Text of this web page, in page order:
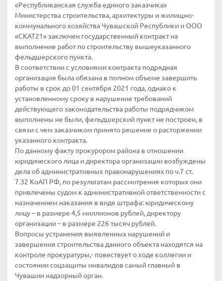
«Республиканская служба единого заказчика»
Министерства строительства, архитектуры и жилищно-
коммунального хозяйства Чувашской Республики и ООО
«СКАТ21» заключен государственный контракт на
выполнение работ по строительству вышеуказанного
фельдшерского пункта.
В соответствии с условиями контракта подрядная
организация была обязана в полном объеме завершить
работы в срок до 01 сентября 2021 года, однако к
установленному сроку в нарушение требований
действующего законодательства работы подрядчиком
выполнены не были, фельдшерский пункт не построен, в
связи с чем заказчиком принято решение о расторжении
указанного контракта.
По данному факту прокурором района в отношении
юридического лица и директора организации возбуждены
дела об административных правонарушениях по ч.7 ст.
7.32 КоАП РФ, по результатам рассмотрения которых они
привлечены судом к административной ответственности с
назначением наказания в виде штрафа: юридическому
лицу – в размере 4,5 миллионов рублей, директору
организации – в размере 226 тысяч рублей.
Вопросы устранения выявленных нарушений и
завершения строительства данного объекта находятся на
контроле прокуратуры,- повествует о ходе коллегии и
состоянии соцзащиты инвалидов самый главный в
Чувашии надзорный орган.